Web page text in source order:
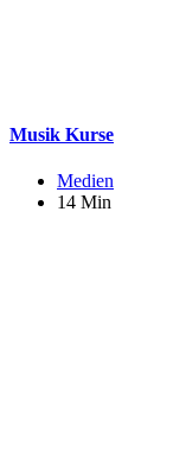
Musik Kurse
Medien
14 Min